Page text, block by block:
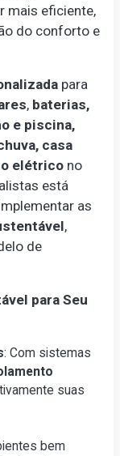
mais eficiente,
do conforto e
para
, baterias,
e piscina,
casa
elétrico no
está
as
,
de
para Seu
: Com sistemas
suas
bem